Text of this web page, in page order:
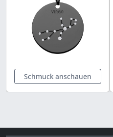
Schmuck anschauen